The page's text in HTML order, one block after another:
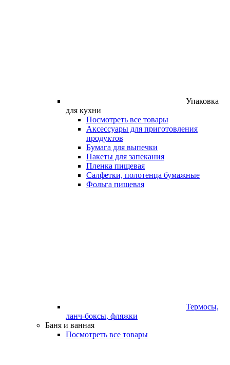
Упаковка
для кухни
Посмотреть все товары
Аксессуары для приготовления
продуктов
Бумага для выпечки
Пакеты для запекания
Пленка пищевая
Салфетки, полотенца бумажные
Фольга пищевая
Термосы,
ланч-боксы, фляжки
Баня и ванная
Посмотреть все товары